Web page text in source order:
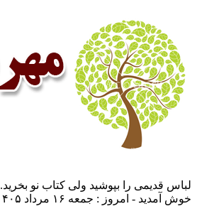
لباس قدیمی را بپوشید ولی کتاب نو بخرید.
خوش آمدید - امروز : جمعه ۱۶ مرداد ۱۴۰۵